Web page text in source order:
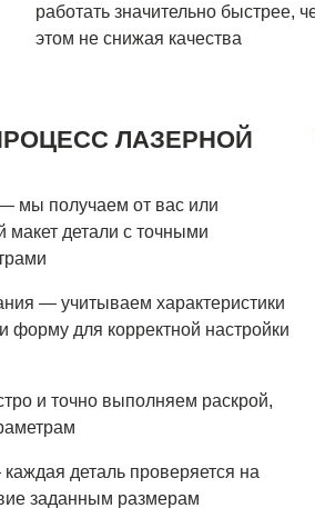
работать значительно быстрее,
этом не снижая качества
ЛАЗЕРНОЙ
мы получаем от вас или
макет детали с точными
— учитываем характеристики
форму для корректной настройки
и точно выполняем раскрой,
деталь проверяется на
заданным размерам